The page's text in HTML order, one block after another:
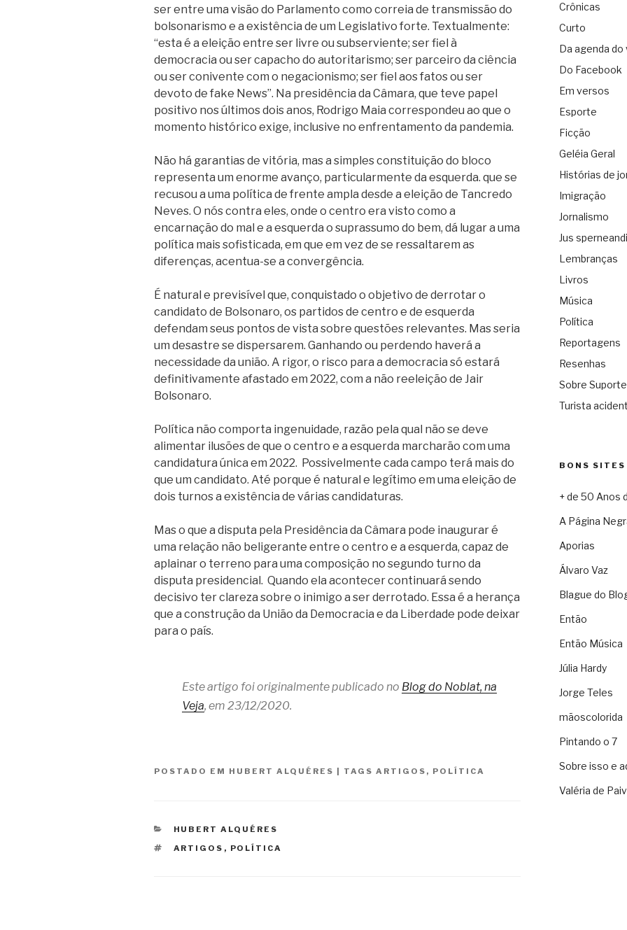
ser entre uma visão do Parlamento como correia de transmissão do
bolsonarismo e a existência de um Legislativo forte. Textualmente:
“esta é a eleição entre ser livre ou subserviente; ser fiel à
democracia ou ser capacho do autoritarismo; ser parceiro da ciência
ou ser conivente com o negacionismo; ser fiel aos fatos ou ser
devoto de fake News”. Na presidência da Câmara, que teve papel
positivo nos últimos dois anos, Rodrigo Maia correspondeu ao que o
momento histórico exige, inclusive no enfrentamento da pandemia.
Não há garantias de vitória, mas a simples constituição do bloco
representa um enorme avanço, particularmente da esquerda. que se
recusou a uma política de frente ampla desde a eleição de Tancredo
Neves. O nós contra eles, onde o centro era visto como a
encarnação do mal e a esquerda o suprassumo do bem, dá lugar a uma
política mais sofisticada, em que em vez de se ressaltarem as
diferenças, acentua-se a convergência.
É natural e previsível que, conquistado o objetivo de derrotar o
candidato de Bolsonaro, os partidos de centro e de esquerda
defendam seus pontos de vista sobre questões relevantes. Mas seria
um desastre se dispersarem. Ganhando ou perdendo haverá a
necessidade da união. A rigor, o risco para a democracia só estará
definitivamente afastado em 2022, com a não reeleição de Jair
Bolsonaro.
Política não comporta ingenuidade, razão pela qual não se deve
alimentar ilusões de que o centro e a esquerda marcharão com uma
candidatura única em 2022. Possivelmente cada campo terá mais do
que um candidato. Até porque é natural e legítimo em uma eleição de
dois turnos a existência de várias candidaturas.
Mas o que a disputa pela Presidência da Câmara pode inaugurar é
uma relação não beligerante entre o centro e a esquerda, capaz de
aplainar o terreno para uma composição no segundo turno da
disputa presidencial. Quando ela acontecer continuará sendo
decisivo ter clareza sobre o inimigo a ser derrotado. Essa é a herança
que a construção da União da Democracia e da Liberdade pode deixar
para o país.
Este artigo foi originalmente publicado no Blog do Noblat, na
Veja, em 23/12/2020.
POSTADO EM HUBERT ALQUÉRES | TAGS ARTIGOS , POLÍTICA
CATEGORIAS
HUBERT ALQUÉRES
TAGS
ARTIGOS , POLÍTICA
Crônicas
Curto
Da agenda do
Do Facebook
Em versos
Esporte
Ficção
Geléia Geral
Histórias de
Imigração
Jornalismo
Jus sperneandi
Lembranças
Livros
Música
Política
Reportagens
Resenhas
Sobre
Turista
BONS SITES
+ de 50 Anos
A Página
Aporias
Álvaro Vaz
Blague do
Então
Então Música
Júlia Hardy
Jorge Teles
mãoscolorida
Pintando o 7
Sobre isso e
Valéria de